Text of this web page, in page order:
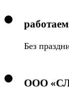
Без
ООО